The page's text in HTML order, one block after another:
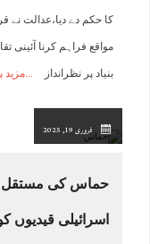
کا حکم دے دیا،عدالت نے
مواقع فراہم کرنا آئینی
بنیاد پر نظرانداز مزید
فروری 19, 2025
حماس کی مستقل
اسرائیلی قیدیوں